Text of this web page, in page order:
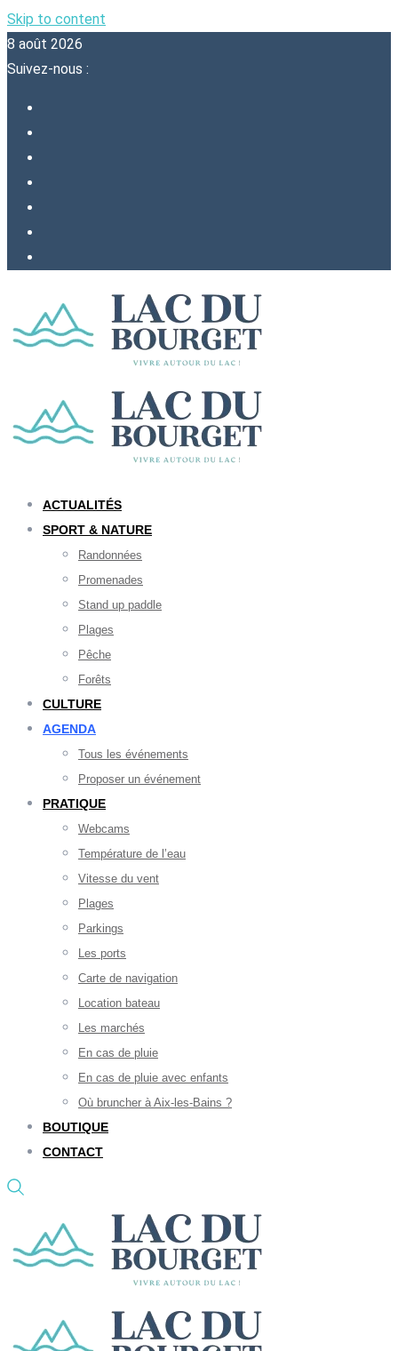
Skip to content
8 août 2026
Suivez-nous :
ACTUALITÉS
SPORT & NATURE
Randonnées
Promenades
Stand up paddle
Plages
Pêche
Forêts
CULTURE
AGENDA
Tous les événements
Proposer un événement
PRATIQUE
Webcams
Température de l’eau
Vitesse du vent
Plages
Parkings
Les ports
Carte de navigation
Location bateau
Les marchés
En cas de pluie
En cas de pluie avec enfants
Où bruncher à Aix-les-Bains ?
BOUTIQUE
CONTACT